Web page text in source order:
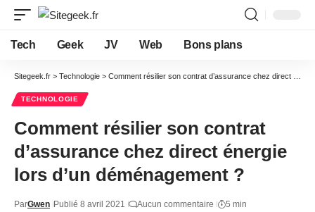
Tech Geek JV Web Bons plans
Sitegeek.fr > Technologie > Comment résilier son contrat d’assurance chez direct énergie lors d’un déménagement ?
TECHNOLOGIE
Comment résilier son contrat
d’assurance chez direct énergie
lors d’un déménagement ?
ParGwen Publié 8 avril 2021 Aucun commentaire 5 min